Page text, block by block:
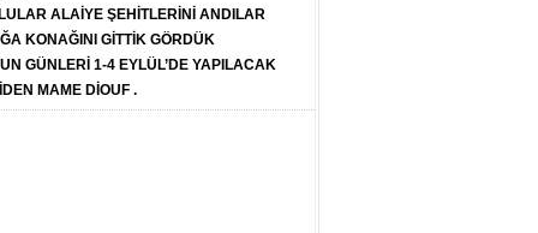
ALAİYE ŞEHİTLERİNİ ANDILAR
KONAĞINI GİTTİK GÖRDÜK
GÜNLERİ 1-4 EYLÜL’DE YAPILACAK
MAME DİOUF .